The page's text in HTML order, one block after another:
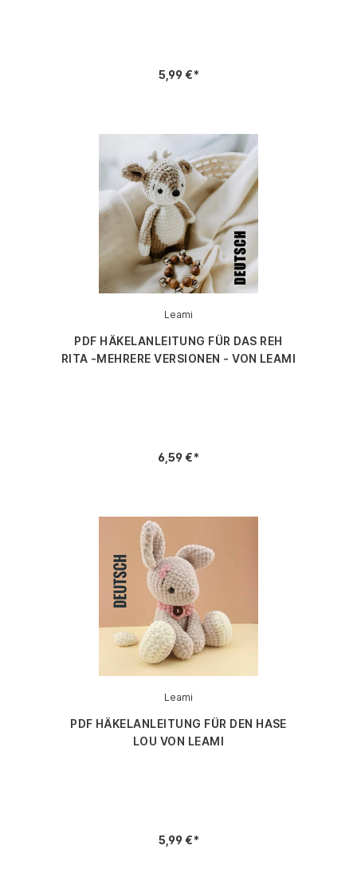
5,99 €*
Leami
PDF HÄKELANLEITUNG FÜR DAS REH
RITA -MEHRERE VERSIONEN - VON LEAMI
6,59 €*
Leami
PDF HÄKELANLEITUNG FÜR DEN HASE
LOU VON LEAMI
5,99 €*